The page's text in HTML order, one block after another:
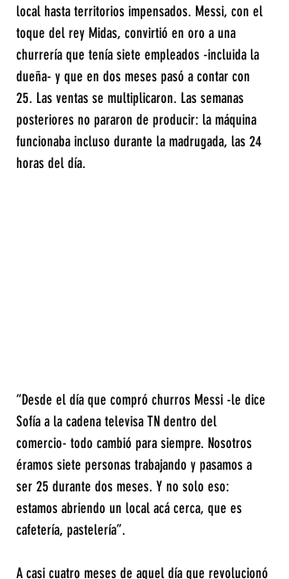
local hasta territorios impensados. Messi, con el
toque del rey Midas, convirtió en oro a una
churrería que tenía siete empleados -incluida la
dueña- y que en dos meses pasó a contar con
25. Las ventas se multiplicaron. Las semanas
posteriores no pararon de producir: la máquina
funcionaba incluso durante la madrugada, las 24
horas del día.
“Desde el día que compró churros Messi -le dice
Sofía a la cadena televisa TN dentro del
comercio- todo cambió para siempre. Nosotros
éramos siete personas trabajando y pasamos a
ser 25 durante dos meses. Y no solo eso:
estamos abriendo un local acá cerca, que es
cafetería, pastelería”.
A casi cuatro meses de aquel día que revolucionó